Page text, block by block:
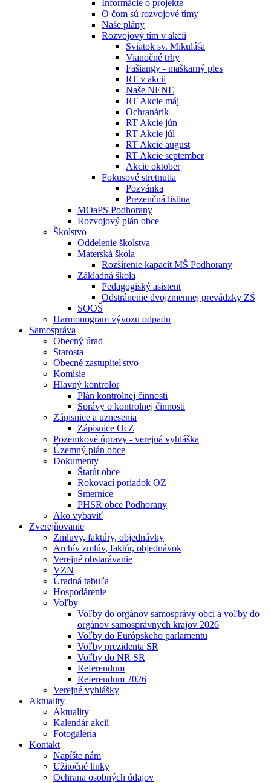
Informácie o projekte
O čom sú rozvojové tímy
Naše plány
Rozvojový tím v akcii
Sviatok sv. Mikuláša
Vianočné trhy
Fašiangy - maškarný ples
RT v akcii
Naše NENE
RT Akcie máj
Ochranárik
RT Akcie jún
RT Akcie júl
RT Akcie august
RT Akcie september
Akcie oktober
Fokusové stretnutia
Pozvánka
Prezenčná listina
MOaPS Podhorany
Rozvojový plán obce
Školstvo
Oddelenie školstva
Materská škola
Rozšírenie kapacít MŠ Podhorany
Základná škola
Pedagogiský asistent
Odstránenie dvojzmennej prevádzky ZŠ
SOOŠ
Harmonogram vývozu odpadu
Samospráva
Obecný úrad
Starosta
Obecné zastupiteľstvo
Komisie
Hlavný kontrolór
Plán kontrolnej činnosti
Správy o kontrolnej činnosti
Zápisnice a uznesenia
Zápisnice OcZ
Pozemkové úpravy - verejná vyhláška
Územný plán obce
Dokumenty
Štatút obce
Rokovací poriadok OZ
Smernice
PHSR obce Podhorany
Ako vybaviť
Zverejňovanie
Zmluvy, faktúry, objednávky
Archív zmlúv, faktúr, objednávok
Verejné obstarávanie
VZN
Úradná tabuľa
Hospodárenie
Voľby
Voľby do orgánov samosprávy obcí a voľby do
orgánov samosprávnych krajov 2026
Voľby do Európskeho parlamentu
Voľby prezidenta SR
Voľby do NR SR
Referendum
Referendum 2026
Verejné vyhlášky
Aktuality
Aktuality
Kalendár akcií
Fotogaléria
Kontakt
Napíšte nám
Užitočné linky
Ochrana osobných údajov